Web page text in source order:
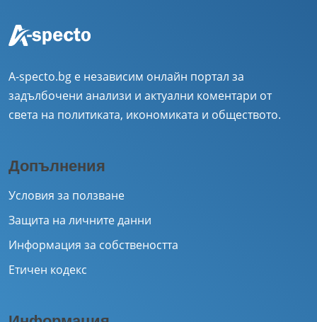
A-specto.bg е независим онлайн портал за
задълбочени анализи и актуални коментари от
света на политиката, икономиката и обществото.
Допълнения
Условия за ползване
Защита на личните данни
Информация за собствеността
Етичен кодекс